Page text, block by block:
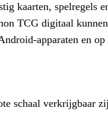
kaarten, spelregels
TCG digitaal kunnen
apparaten en op
schaal verkrijgbaar